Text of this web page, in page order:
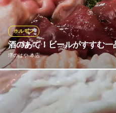
出のやみつき間違いなしのおい
していません。なので、日によ
す！お早目にお越しください♪
ホルモン肉問屋 小川商店 堺
美味しいお肉といえば
南海高野線堺東駅 徒歩3分
大阪府堺市堺区中瓦町2-1-5
酒のあて！ビールがすすむ一
堺のはや 本店
ホルモン
はや総本店では、お酒の友に召し
多くご用意！中でも丁寧な下処
モンは、酒飲みなら必食です。